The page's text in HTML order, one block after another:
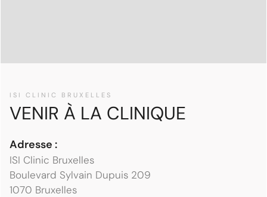
ISI CLINIC BRUXELLES
VENIR À LA CLINIQUE
Adresse :
ISI Clinic Bruxelles
Boulevard Sylvain Dupuis 209
1070 Bruxelles